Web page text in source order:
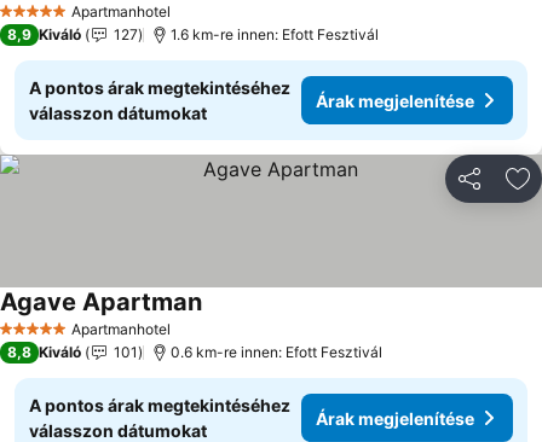
5 KategóriaApartmanhotel
8,9 Kiváló 127 1.6 km-re innen: Efott Fesztivál
A pontos árak megtekintéséhez
válasszon dátumokat
Árak megjelenítése
5 KategóriaApartmanhotel
Agave Apartman
8,8 Kiváló 101 0.6 km-re innen: Efott Fesztivál
A pontos árak megtekintéséhez
válasszon dátumokat
Árak megjelenítése